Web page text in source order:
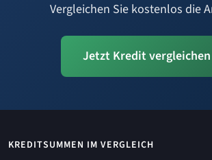
Vergleichen Sie kostenlos die
Jetzt Kredit vergleichen
KREDITSUMMEN IM VERGLEICH